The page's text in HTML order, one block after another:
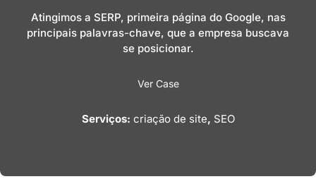
Atingimos a SERP, primeira página do Google, nas
principais palavras-chave, que a empresa buscava
se posicionar.
Ver Case
Serviços: criação de site, SEO